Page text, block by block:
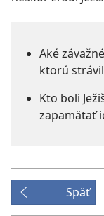
Aké
ktorú
Kto boli
zapamätať
Späť